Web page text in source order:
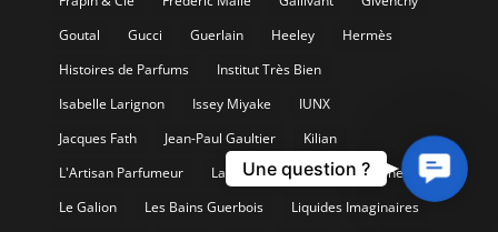
Goutal
Gucci Guerlain Heeley
Hermès
Histoires de Parfums
Institut Très Bien
Isabelle Larignon
Issey Miyake
IUNX
Jacques Fath
Jean-Paul Gaultier
Kilian
L'Artisan Parfumeur
Lancôme
Laurent Mazzone
Le Galion
Les Bains Guerbois Liquides Imaginaires
Contact
Une question ?